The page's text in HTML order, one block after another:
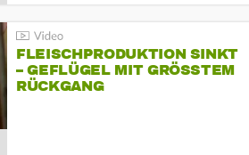
FLEISCHPRODUKTION SINKT
– GEFLÜGEL MIT GRÖSSTEM R
ÜCKGANG